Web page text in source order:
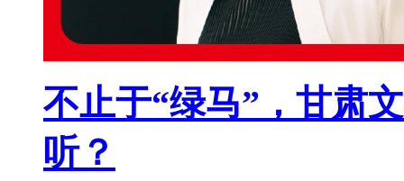
不止于“绿马”，甘肃
听？